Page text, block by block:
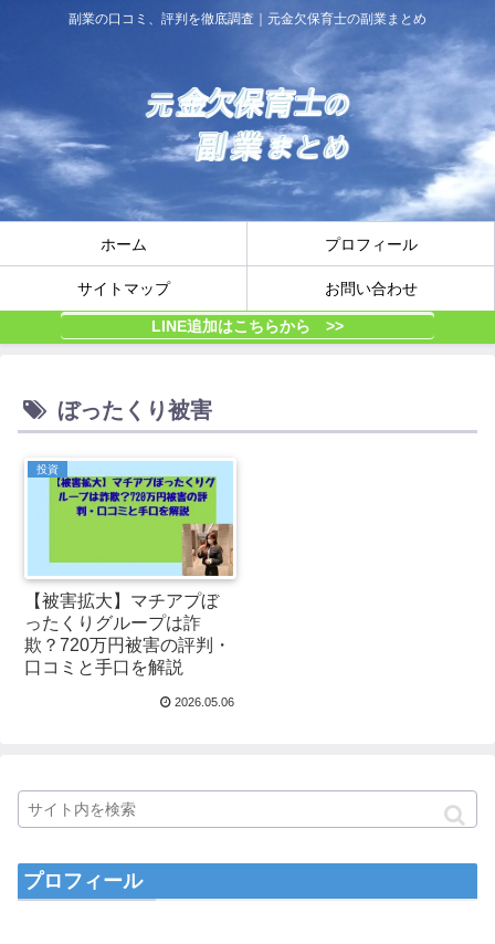
副業の口コミ、評判を徹底調査｜元金欠保育士の副業まとめ
ホーム プロフィール
サイトマップ お問い合わせ
LINE追加はこちらから >>
ぼったくり被害
投資
【被害拡大】マチアプぼ
ったくりグループは詐
欺？720万円被害の評判・
口コミと手口を解説
2026.05.06
プロフィール